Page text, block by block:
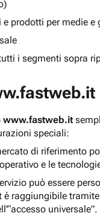
prodotti per medie e
i segmenti sopra
www.fastweb.it
speciali:
di riferimento
e le
può essere
raggiungibile
universale”.